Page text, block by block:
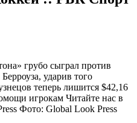
грубо сыграл против
ударив того
теперь лишится $42,16
игрокам Читайте нас в
Фото: Global Look Press